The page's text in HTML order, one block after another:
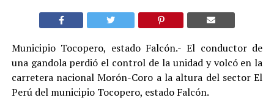
Municipio Tocopero, estado Falcón.- El conductor de
una gandola perdió el control de la unidad y volcó en la
carretera nacional Morón-Coro a la altura del sector El
Perú del municipio Tocopero, estado Falcón.